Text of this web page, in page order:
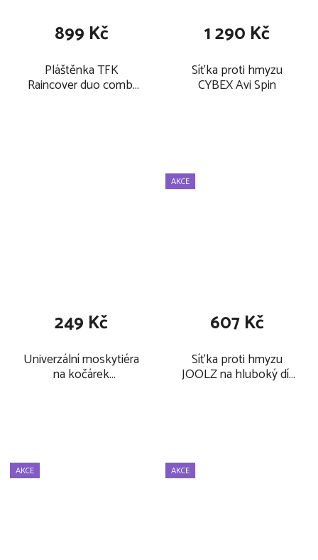
Pláštěnka TFK
Raincover duo combi
899 Kč
Síťka proti hmyzu
CYBEX Avi Spin
1 290 Kč
Univerzální moskytiéra
na kočárek
249 Kč
AKCE
Síťka proti hmyzu
JOOLZ na hluboký díl
607 Kč
AKCE AKCE